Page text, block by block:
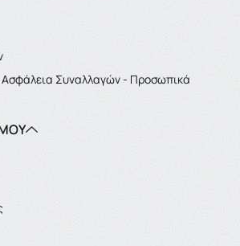
Συναλλαγών - Προσωπικά